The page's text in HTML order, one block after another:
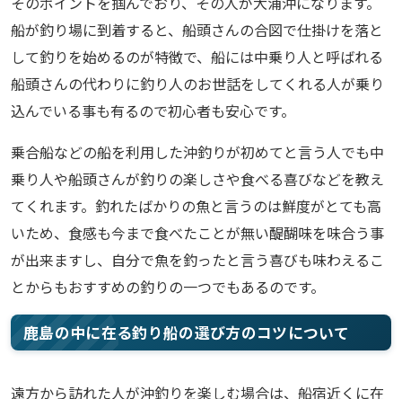
船が釣り場に到着すると、船頭さんの合図で仕掛けを落と
して釣りを始めるのが特徴で、船には中乗り人と呼ばれる
船頭さんの代わりに釣り人のお世話をしてくれる人が乗り
込んでいる事も有るので初心者も安心です。
乗合船などの船を利用した沖釣りが初めてと言う人でも中
乗り人や船頭さんが釣りの楽しさや食べる喜びなどを教え
てくれます。釣れたばかりの魚と言うのは鮮度がとても高
いため、食感も今まで食べたことが無い醍醐味を味合う事
が出来ますし、自分で魚を釣ったと言う喜びも味わえるこ
とからもおすすめの釣りの一つでもあるのです。
鹿島の中に在る釣り船の選び方のコツについて
遠方から訪れた人が沖釣りを楽しむ場合は、船宿近くに在